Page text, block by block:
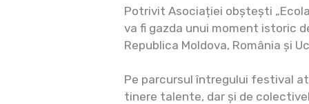
Potrivit Asociației obștești
va fi gazda unui moment istoric
Republica Moldova, România și
Pe parcursul întregului festival
tinere talente, dar și de